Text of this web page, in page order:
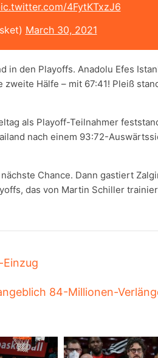
4FytKTxzJ6
March 30, 2021
den Playoffs. Anadolu Efes
Hälfe – mit 67:41! Pleiß
als Playoff-Teilnahmer
nach einem 93:72-
Chance. Dann gastiert
das von Martin Schiller
84-Millionen-